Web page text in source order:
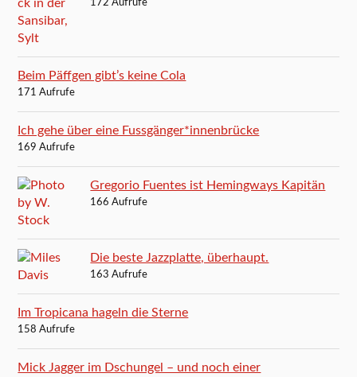
172 Aufrufe
Beim Päffgen gibt’s keine Cola
171 Aufrufe
Ich gehe über eine Fussgänger*innenbrücke
169 Aufrufe
Gregorio Fuentes ist Hemingways Kapitän
166 Aufrufe
Die beste Jazzplatte, überhaupt.
163 Aufrufe
Im Tropicana hageln die Sterne
158 Aufrufe
Mick Jagger im Dschungel – und noch einer